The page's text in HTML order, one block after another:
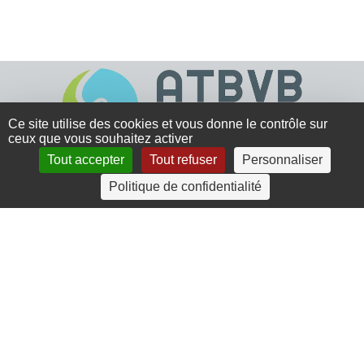
4 rue Crec’h-Ugen
22810 Belle Isle en Terre
Ce site utilise des cookies et vous donne le contrôle sur
ceux que vous souhaitez activer
Tout accepter
Tout refuser
Personnaliser
Politique de confidentialité